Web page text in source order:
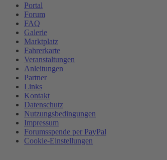
Portal
Forum
FAQ
Galerie
Marktplatz
Fahrerkarte
Veranstaltungen
Anleitungen
Partner
Links
Kontakt
Datenschutz
Nutzungsbedingungen
Impressum
Forumsspende per PayPal
Cookie-Einstellungen